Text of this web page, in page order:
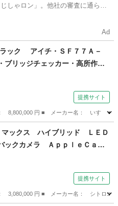
しゃロン」。他社の審査に通らな
Ad
ック アイチ・ＳＦ７７Ａ－
ブリッジチェッカー・高所作業
ーム伸縮 （なし）
提携サイト
8,800,000 円 ■ メーカー名： いすゞ ■
マックス ハイブリッド ＬＥＤ
ックカメラ ＡｐｐｌｅＣａｒ
ｏｉｄＡｕｔｏ （検10.12）
提携サイト
3,080,000 円 ■ メーカー名： シトロ